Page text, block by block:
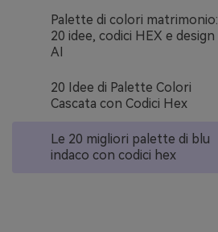
Palette di colori matrimonio:
20 idee, codici HEX e design
AI
20 Idee di Palette Colori
Cascata con Codici Hex
Le 20 migliori palette di blu
indaco con codici hex